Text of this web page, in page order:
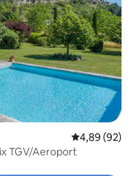
Évaluation
4,89 (92)
TGV/Aeroport